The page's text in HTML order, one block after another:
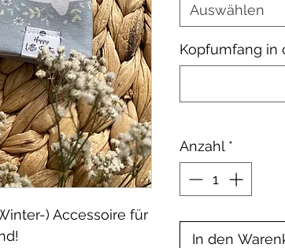
) Accessoire für
Auswählen
Kopfumfang in
Anzahl *
In den